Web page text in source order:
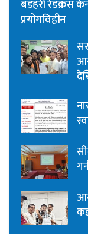
बडहरी रेडक्रस
प्रयोगविहीन